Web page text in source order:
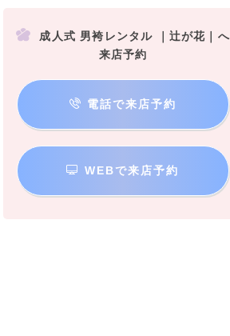
成人式 男袴レンタル ｜辻が花｜へ
来店予約
電話で来店予約
WEBで来店予約